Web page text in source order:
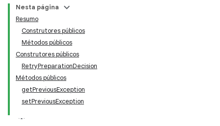
Nesta página
Resumo
Construtores públicos
Métodos públicos
Construtores públicos
RetryPreparationDecision
Métodos públicos
getPreviousException
setPreviousException